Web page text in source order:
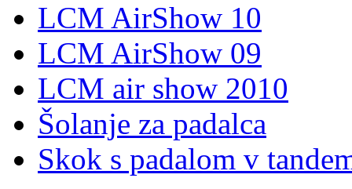
LCM AirShow 10
LCM AirShow 09
LCM air show 2010
Šolanje za padalca
Skok s padalom v